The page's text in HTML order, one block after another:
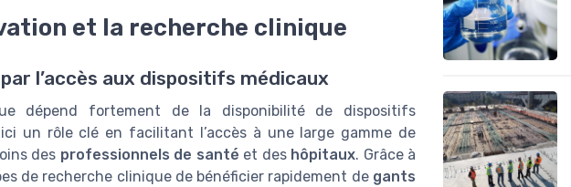
et la recherche clinique
l’accès aux dispositifs médicaux
dépend fortement de la disponibilité de dispositifs
un rôle clé en facilitant l’accès à une large gamme de
des professionnels de santé et des hôpitaux. Grâce à
de recherche clinique de bénéficier rapidement de gants